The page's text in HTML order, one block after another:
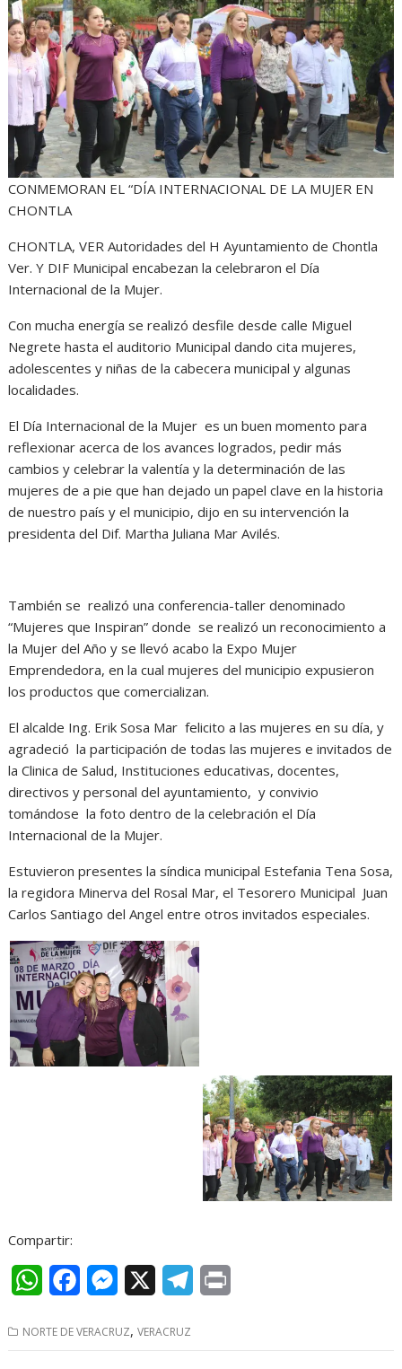
A
p
p
o
o
k
n
g
e
r
r
a
m
CONMEMORAN EL “DÍA INTERNACIONAL DE LA MUJER EN
CHONTLA
CHONTLA, VER Autoridades del H Ayuntamiento de Chontla
Ver. Y DIF Municipal encabezan la celebraron el Día
Internacional de la Mujer.
Con mucha energía se realizó desfile desde calle Miguel
Negrete hasta el auditorio Municipal dando cita mujeres,
adolescentes y niñas de la cabecera municipal y algunas
localidades.
El Día Internacional de la Mujer es un buen momento para
reflexionar acerca de los avances logrados, pedir más
cambios y celebrar la valentía y la determinación de las
mujeres de a pie que han dejado un papel clave en la historia
de nuestro país y el municipio, dijo en su intervención la
presidenta del Dif. Martha Juliana Mar Avilés.
También se realizó una conferencia-taller denominado
“Mujeres que Inspiran” donde se realizó un reconocimiento a
la Mujer del Año y se llevó acabo la Expo Mujer
Emprendedora, en la cual mujeres del municipio expusieron
los productos que comercializan.
El alcalde Ing. Erik Sosa Mar felicito a las mujeres en su día, y
agradeció la participación de todas las mujeres e invitados de
la Clinica de Salud, Instituciones educativas, docentes,
directivos y personal del ayuntamiento, y convivio
tomándose la foto dentro de la celebración el Día
Internacional de la Mujer.
Estuvieron presentes la síndica municipal Estefania Tena Sosa,
la regidora Minerva del Rosal Mar, el Tesorero Municipal Juan
Carlos Santiago del Angel entre otros invitados especiales.
Compartir:
W
a
c
M
s
NORTE DE VERACRUZ,VERACRUZ